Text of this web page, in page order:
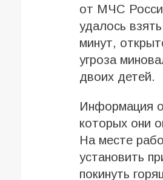
от МЧС
удалось
минут,
угроза
двоих детей.
Информация
которых они
На месте
установить
покинуть